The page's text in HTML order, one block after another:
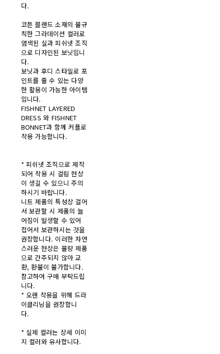
다.
코튼 블랜드 소재의 불규
칙한 그라데이션 컬러로
염색된 실과 피쉬넷 조직
으로 디자인된 보닛입니
다.
보닛과 후디 스타일로 포
인트를 줄 수 있는 다양
한 활용이 가능한 아이템
입니다.
FISHNET LAYERED
DRESS 와 FISHNET
BONNET과 함께 커플로
착용 가능합니다.
* 피쉬넷 조직으로 제작
되어 착용 시 걸림 현상
이 생길 수 있으니 주의
하시기 바랍니다.
니트 제품의 특성상 걸어
서 보관할 시 제품의 늘
어짐이 발생할 수 있어
접어서 보관하시는 것을
권장합니다. 이러한 자연
스러운 현상은 불량 제품
으로 간주되지 않아 교
환, 환불이 불가합니다.
참고하여 구매 부탁드립
니다.
* 오랜 착용을 위해 드라
이클리닝을 권장합니
다.
* 실제 컬러는 상세 이미
지 컬러와 유사합니다.